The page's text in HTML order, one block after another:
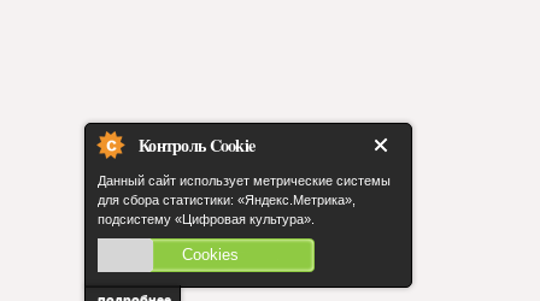
Контроль Cookie
Данный сайт использует метрические системы
для сбора статистики: «Яндекс.Метрика»,
подсистему «Цифровая культура».
Cookies
включены